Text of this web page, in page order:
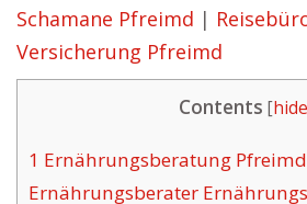
Schamane Pfreimd |
Versicherung Pfreimd
Contents [hide
1 Ernährungsberatung
Ernährungsberater